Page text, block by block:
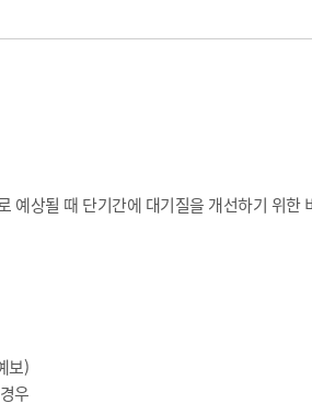
예상될 때 단기간에 대기질을 개선하기 위한
보)
우